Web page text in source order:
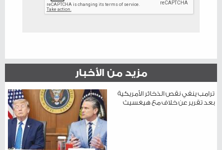
مزيد من الأخبار
ترامب ينفي نقص الذخائر الأمريكية
بعد تقرير عن خلاف مع هيغسيث